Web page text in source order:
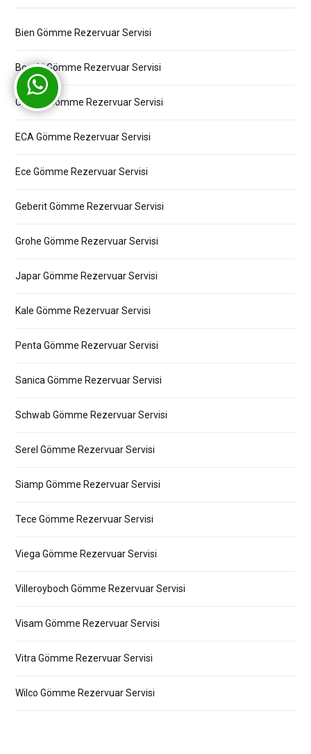
Bien Gömme Rezervuar Servisi
Bocchi Gömme Rezervuar Servisi
Creavit Gömme Rezervuar Servisi
ECA Gömme Rezervuar Servisi
Ece Gömme Rezervuar Servisi
Geberit Gömme Rezervuar Servisi
Grohe Gömme Rezervuar Servisi
Japar Gömme Rezervuar Servisi
Kale Gömme Rezervuar Servisi
Penta Gömme Rezervuar Servisi
Sanica Gömme Rezervuar Servisi
Schwab Gömme Rezervuar Servisi
Serel Gömme Rezervuar Servisi
Siamp Gömme Rezervuar Servisi
Tece Gömme Rezervuar Servisi
Viega Gömme Rezervuar Servisi
Villeroyboch Gömme Rezervuar Servisi
Visam Gömme Rezervuar Servisi
Vitra Gömme Rezervuar Servisi
Wilco Gömme Rezervuar Servisi